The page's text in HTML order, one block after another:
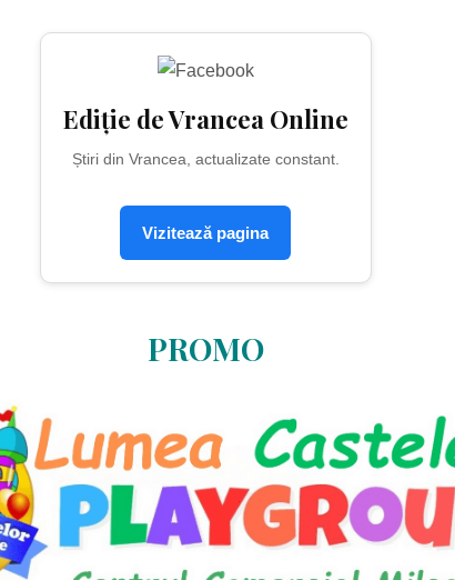
Ediție de Vrancea Online
Știri din Vrancea, actualizate constant.
Vizitează pagina
PROMO